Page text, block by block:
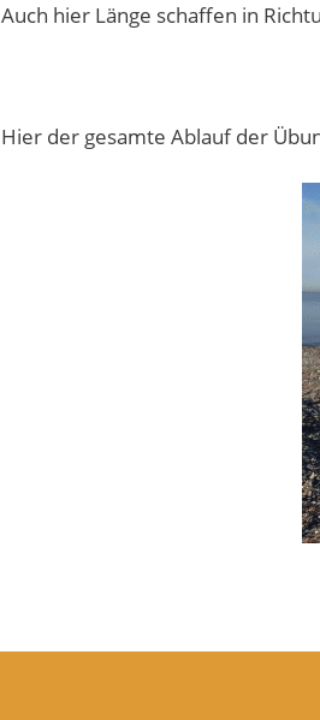
Auch hier Länge schaffen in
Hier der gesamte Ablauf der